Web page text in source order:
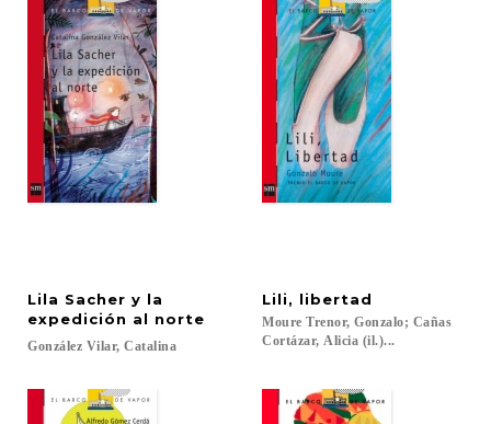
Lila Sacher y la
expedición al norte
González Vilar, Catalina
Lili, libertad
Moure Trenor, Gonzalo; Cañas
Cortázar, Alicia (il.)...